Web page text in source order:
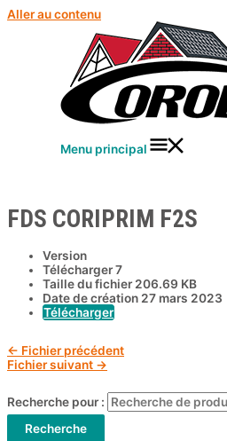
Aller au contenu
Menu principal
FDS CORIPRIM F2S
Version
Télécharger7
Taille du fichier 206.69 KB
Date de création 27 mars 2023
Télécharger
← Fichier précédent
Fichier suivant →
Recherche pour :
Recherche